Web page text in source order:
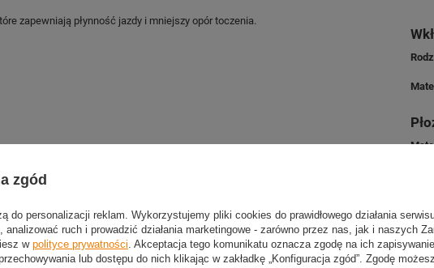
zapewniają płynność jazdy i mniejszy opór toczenia.
zgód
do personalizacji reklam. Wykorzystujemy pliki cookies do prawidłowego działania
analizować ruch i prowadzić działania marketingowe - zarówno przez nas, jak i naszych
w polityce prywatności . Akceptacja tego komunikatu oznacza zgodę na ich
lub dostępu do nich klikając w zakładkę „Konfiguracja zgód”. Zgodę